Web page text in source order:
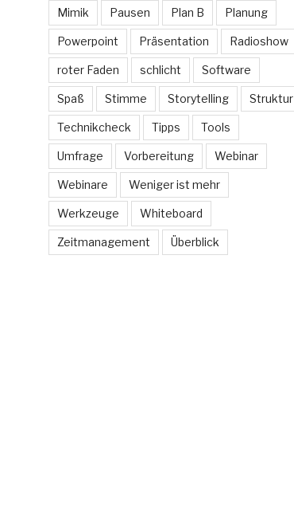
Mimik Pausen Plan B Planung
Powerpoint Präsentation Radioshow
roter Faden schlicht Software
Spaß Stimme Storytelling Struktur
Technikcheck Tipps Tools
Umfrage Vorbereitung Webinar
Webinare Weniger ist mehr
Werkzeuge Whiteboard
Zeitmanagement Überblick